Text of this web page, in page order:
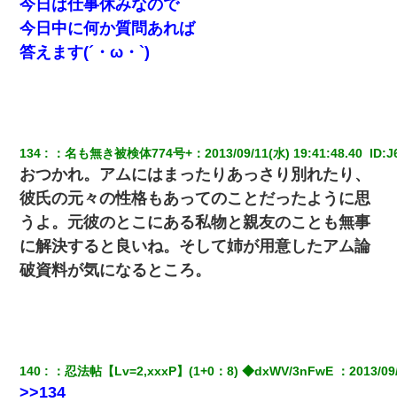
今日は仕事休みなので
今日中に何か質問あれば
答えます(´・ω・`)
134 ：名も無き被検体774号+ ：2013/09/11(水) 19:41:48.40 ID:
おつかれ。アムにはまったりあっさり別れたり、
彼氏の元々の性格もあってのことだったように思
うよ。元彼のとこにある私物と親友のことも無事
に解決すると良いね。そして姉が用意したアム論
破資料が気になるところ。
140 ：忍法帖【Lv=2,xxxP】(1+0：8) ◆dxWV/3nFwE ：2013/
>>134